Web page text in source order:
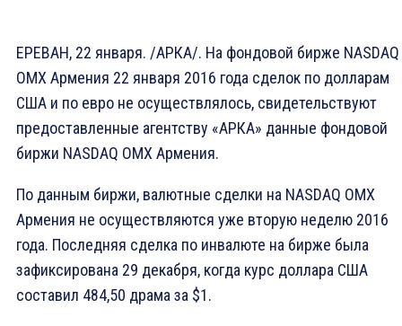
ЕРЕВАН, 22 января. /АРКА/. На фондовой бирже NASDAQ
OMX Армения 22 января 2016 года сделок по долларам
США и по евро не осуществлялось, свидетельствуют
предоставленные агентству «АРКА» данные фондовой
биржи NASDAQ OMX Армения.
По данным биржи, валютные сделки на NASDAQ OMX
Армения не осуществляются уже вторую неделю 2016
года. Последняя сделка по инвалюте на бирже была
зафиксирована 29 декабря, когда курс доллара США
составил 484,50 драма за $1.